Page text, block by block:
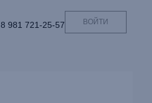
8 981 721-25-57 ВОЙТИ